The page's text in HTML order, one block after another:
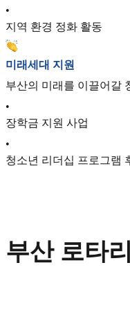
•
지역 환경 정화 활동
미래세대 지원
부산의 미래를 이끌어갈
•
장학금 지원 사업
•
청소년 리더십 프로그램
부산 로타